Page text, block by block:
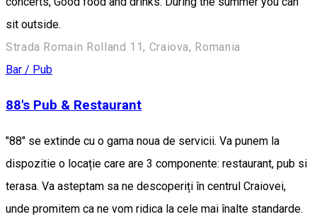
sit outside.
Strada Romain Rolland 11, Craiova, Romania
Bar / Pub
88's Pub & Restaurant
"88" se extinde cu o gama noua de servicii. Va punem la
dispozitie o locație care are 3 componente: restaurant, pub si
terasa. Va asteptam sa ne descoperiți în centrul Craiovei,
unde promitem ca ne vom ridica la cele mai înalte standarde.